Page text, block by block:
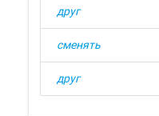
друг
сменять
друг